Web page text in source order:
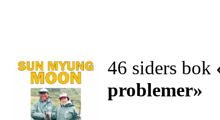
46 siders bok
problemer»